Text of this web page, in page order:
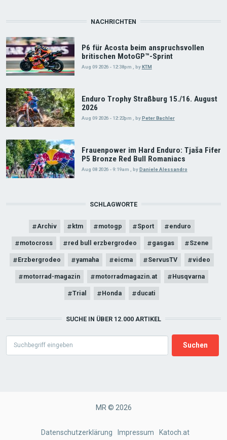
NACHRICHTEN
P6 für Acosta beim anspruchsvollen
britischen MotoGP™-Sprint
Aug 09 2026 - 12:38pm , by KTM
Enduro Trophy Straßburg 15./16. August
2026
Aug 09 2026 - 12:22pm byPeter Bachler
Frauenpower im Hard Enduro: Tjaša Fifer
P5 Bronze Red Bull Romaniacs
Aug 08 2026 - 9:19am byDaniele Alessandro
SCHLAGWORTE
Archiv ktm motogp Sport enduro
motocross red bull erzbergrodeo gasgas Szene
Erzbergrodeo yamaha eicma ServusTV video
motorrad-magazin motorradmagazin.at Husqvarna
Trial Honda ducati
SUCHE IN ÜBER 12.000 ARTIKEL
MR © 2026
Datenschutzerklärung Impressum
Katoch.at